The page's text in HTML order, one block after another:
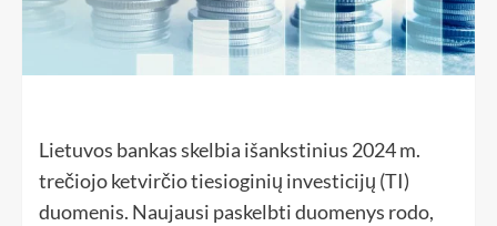
Lietuvos bankas skelbia išankstinius 2024 m.
trečiojo ketvirčio tiesioginių investicijų (TI)
duomenis. Naujausi paskelbti duomenys rodo,